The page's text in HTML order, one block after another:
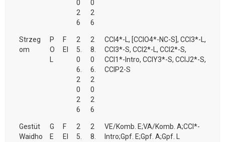
0
2
6
0
2
6
Strzeg
om
P
O
F
EI
2
5.
0
6.
2
0
2
6
2
8.
0
6.
2
0
2
6
CCI4*-L, [CCIO4*-NC-S], CCI3*-L,
CCI3*-S, CCI2*-L, CCI2*-S,
CCI1*-Intro, CCIY3*-S, CCIJ2*-S,
CCIP2-S
Gestüt
Waidho
G
E
F
EI
2
5.
2
8.
VE/Komb. E;VA/Komb. A;CCI*-
Intro;Gpf. E;Gpf. A;Gpf. L